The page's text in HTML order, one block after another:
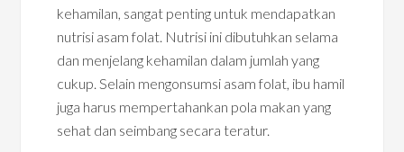
kehamilan, sangat penting untuk mendapatkan
nutrisi asam folat. Nutrisi ini dibutuhkan selama
dan menjelang kehamilan dalam jumlah yang
cukup. Selain mengonsumsi asam folat, ibu hamil
juga harus mempertahankan pola makan yang
sehat dan seimbang secara teratur.